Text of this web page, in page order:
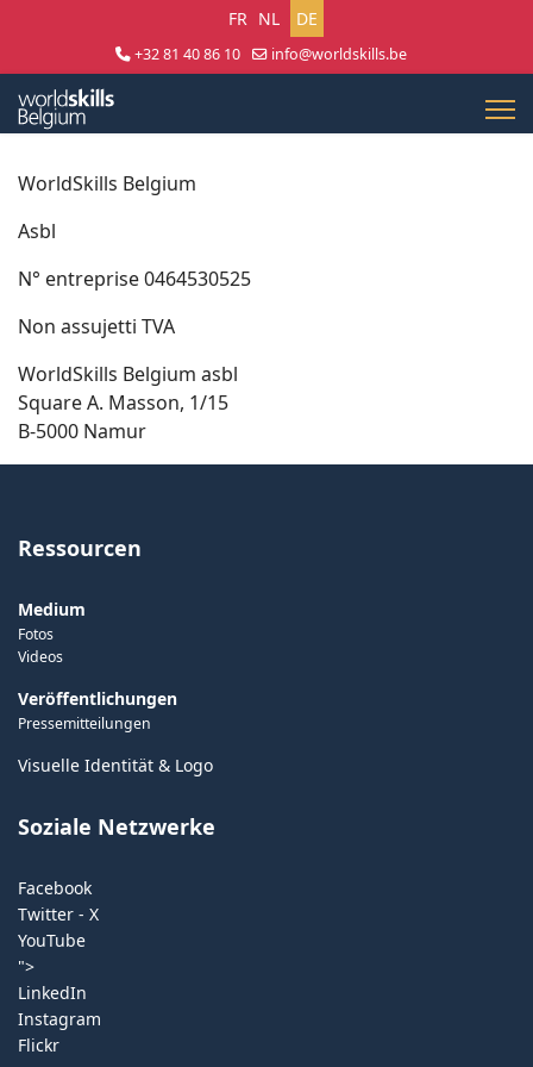
Sprache auswählen
FR NL DE
+32 81 40 86 10
info@worldskills.be
WorldSkills Belgium
Asbl
N° entreprise 0464530525
Non assujetti TVA
WorldSkills Belgium asbl
Square A. Masson, 1/15
B-5000 Namur
Ressourcen
Medium
Fotos
Videos
Veröffentlichungen
Pressemitteilungen
Visuelle Identität & Logo
Soziale Netzwerke
Facebook
Twitter - X
YouTube
">
LinkedIn
Instagram
Flickr